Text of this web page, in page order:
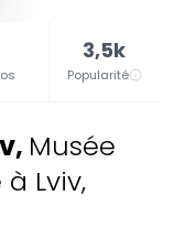
3,5k
Popularité
, Musée
Lviv,